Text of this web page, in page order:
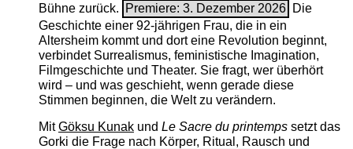
Bühne zurück.
Premiere: 3. Dezember 2026 Die
Geschichte einer 92-jährigen Frau, die in ein
Altersheim kommt und dort eine Revolution beginnt,
verbindet Surrealismus, feministische Imagination,
Filmgeschichte und Theater. Sie fragt, wer überhört
wird – und was geschieht, wenn gerade diese
Stimmen beginnen, die Welt zu verändern.
MitGöksu Kunakund Le Sacre du printempssetzt das
Gorki die Frage nach Körper, Ritual, Rausch und